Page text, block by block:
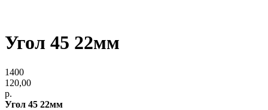
Угол 45 22мм
1400
120,00
р.
Угол 45 22мм